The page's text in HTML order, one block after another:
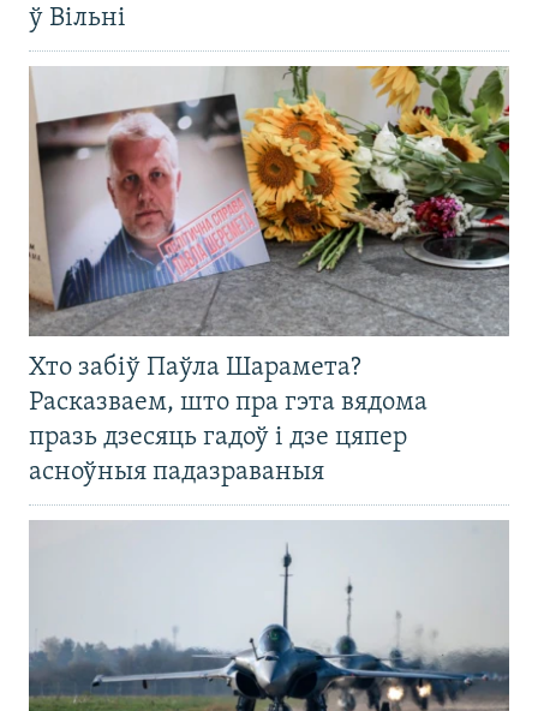
ў Вільні
Хто забіў Паўла Шарамета?
Расказваем, што пра гэта вядома
празь дзесяць гадоў і дзе цяпер
асноўныя падазраваныя